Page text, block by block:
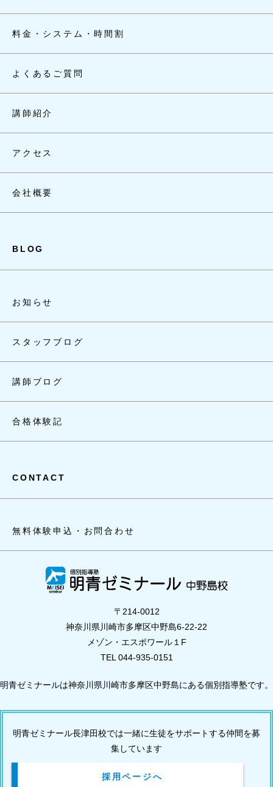
料金・システム・時間割
よくあるご質問
講師紹介
アクセス
会社概要
BLOG
お知らせ
スタッフブログ
講師ブログ
合格体験記
CONTACT
無料体験申込・お問合わせ
〒214-0012
神奈川県川崎市多摩区中野島6-22-22
メゾン・エスポワール１F
TEL 044-935-0151
明青ゼミナールは神奈川県川崎市多摩区中野島にある個別指導塾です。
明青ゼミナール長津田校では一緒に生徒をサポートする仲間を募
集しています
採用ページへ